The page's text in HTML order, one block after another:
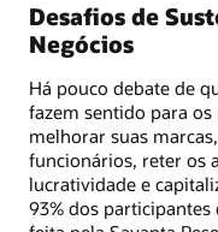
Desafios de
Negócios
Há pouco debate de
fazem sentido para
melhorar suas
funcionários, reter os
lucratividade e
93% dos